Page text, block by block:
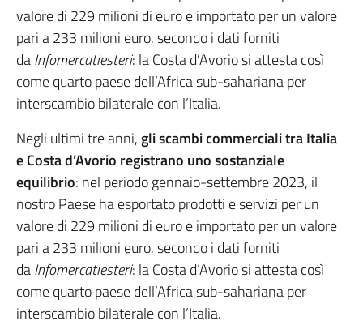
valore di 229 milioni di euro e importato per un valore
pari a 233 milioni euro, secondo i dati forniti
daInfomercatiesteri: la Costa d’Avorio si attesta così
come quarto paese dell’Africa sub-sahariana per
interscambio bilaterale con l’Italia.
Negli ultimi tre anni, gli scambi commerciali tra Italia
e Costa d’Avorio registrano uno sostanziale
equilibrio: nel periodo gennaio-settembre 2023, il
nostro Paese ha esportato prodotti e servizi per un
valore di 229 milioni di euro e importato per un valore
pari a 233 milioni euro, secondo i dati forniti
daInfomercatiesteri: la Costa d’Avorio si attesta così
come quarto paese dell’Africa sub-sahariana per
interscambio bilaterale con l’Italia.